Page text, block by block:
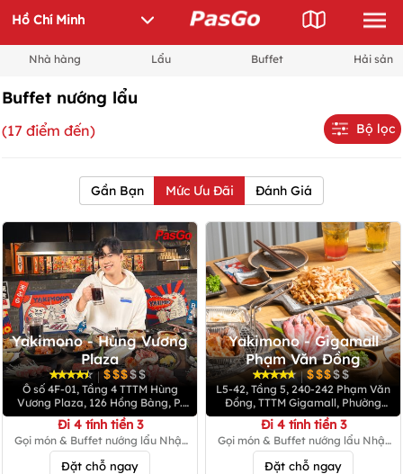
Nhà hàng Lẩu Buffet Hải sản
Buffet nướng lẩu
(17 điểm đến) Bộ lọc
Gần Bạn Mức Ưu Đãi Đánh Giá
Yakimono - Hùng Vương
Plaza
|
Ô số 4F-01, Tầng 4 TTTM Hùng
Vương Plaza, 126 Hồng Bàng, P.
Chợ Lớn (Quận 5 cũ)
Đi 4 tính tiền 3
Gọi món & Buffet nướng lẩu Nhật
Đặt chỗ ngay
Yakimono - Gigamall
Phạm Văn Đồng
|
L5-42, Tầng 5, 240-242 Phạm Văn
Đồng, TTTM Gigamall, Phường
Hiệp Bình
Đi 4 tính tiền 3
Gọi món & Buffet nướng lẩu Nhật
Đặt chỗ ngay